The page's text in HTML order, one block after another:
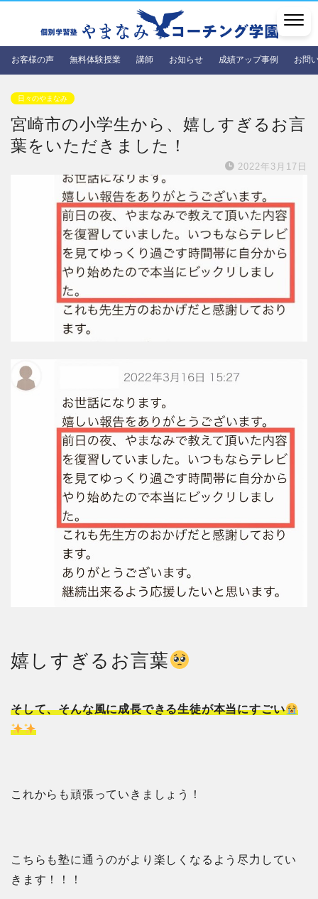
お客様の声 無料体験授業 講師 お知らせ 成績アップ事例 お問
日々のやまなみ
宮崎市の小学生から、嬉しすぎるお言
葉をいただきました！
2022年3月17日
嬉しすぎるお言葉
そして、そんな風に成長できる生徒が本当にすごい
これからも頑張っていきましょう！
こちらも塾に通うのがより楽しくなるよう尽力してい
きます！！！